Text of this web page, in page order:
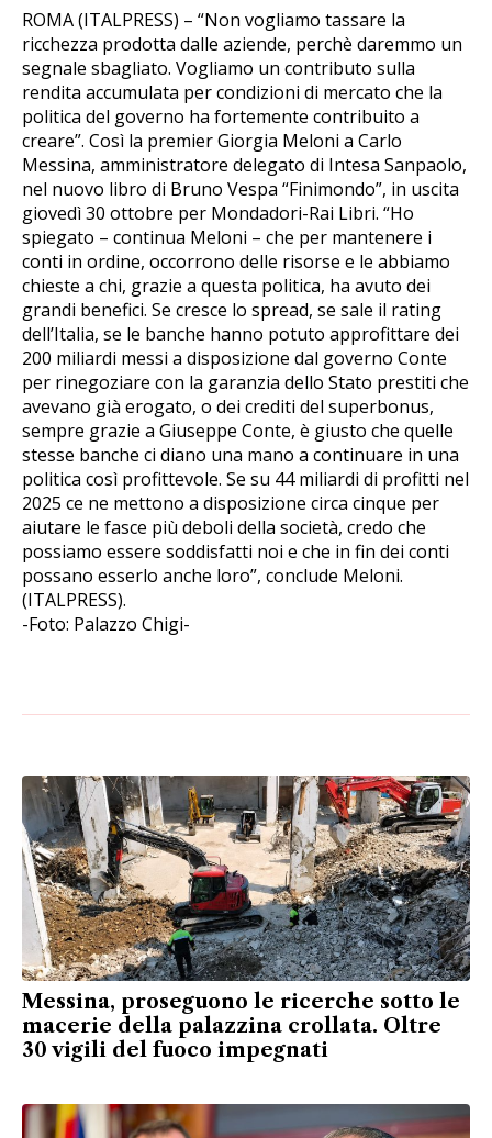
ROMA (ITALPRESS) – “Non vogliamo tassare la
ricchezza prodotta dalle aziende, perchè daremmo un
segnale sbagliato. Vogliamo un contributo sulla
rendita accumulata per condizioni di mercato che la
politica del governo ha fortemente contribuito a
creare”. Così la premier Giorgia Meloni a Carlo
Messina, amministratore delegato di Intesa Sanpaolo,
nel nuovo libro di Bruno Vespa “Finimondo”, in uscita
giovedì 30 ottobre per Mondadori-Rai Libri. “Ho
spiegato – continua Meloni – che per mantenere i
conti in ordine, occorrono delle risorse e le abbiamo
chieste a chi, grazie a questa politica, ha avuto dei
grandi benefici. Se cresce lo spread, se sale il rating
dell’Italia, se le banche hanno potuto approfittare dei
200 miliardi messi a disposizione dal governo Conte
per rinegoziare con la garanzia dello Stato prestiti che
avevano già erogato, o dei crediti del superbonus,
sempre grazie a Giuseppe Conte, è giusto che quelle
stesse banche ci diano una mano a continuare in una
politica così profittevole. Se su 44 miliardi di profitti nel
2025 ce ne mettono a disposizione circa cinque per
aiutare le fasce più deboli della società, credo che
possiamo essere soddisfatti noi e che in fin dei conti
possano esserlo anche loro”, conclude Meloni.
(ITALPRESS).
-Foto: Palazzo Chigi-
Messina, proseguono le ricerche sotto le
macerie della palazzina crollata. Oltre
30 vigili del fuoco impegnati